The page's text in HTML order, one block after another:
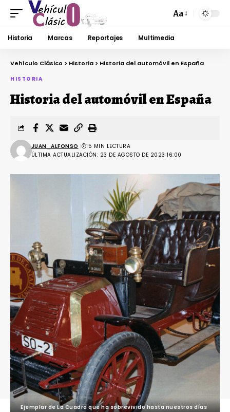
Aa
Historia Marcas Reportajes Multimedia
Vehículo Clásico > Historia > Historia del automóvil en España
HISTORIA
Historia del automóvil en España
ÚLTIMA ACTUALIZACIÓN: 23 DE AGOSTO DE 2023 16:00
JUAN_ALFONSO 15 MIN LECTURA
Ejemplar de La Cuadra que ha sobrevivido hasta nuestros días